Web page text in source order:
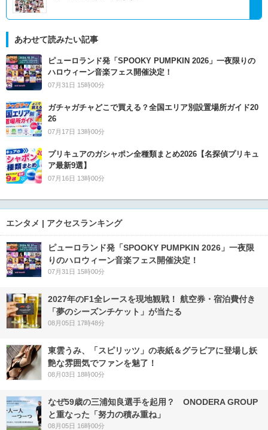
あわせて読みたい記事
ピューロランド発「SPOOKY PUMPKIN 2026」一夜限りの
ハロウィーン音楽フェス開催決定！
07月31日 15時00分
ガチャガチャどこで買える？全国エリア別設置場所ガイド20
26
07月17日 13時00分
プリキュアのガシャポン全種類まとめ2026【名探偵プリキュ
ア最新9選】
07月16日 13時00分
エンタメ | アクセスランキング
ピューロランド発「SPOOKY PUMPKIN 2026」一夜限
りのハロウィーン音楽フェス開催決定！
07月31日 15時00分
2027年のF1全レースを現地観戦！ 航空券・宿泊費付き
「夢のシーズンチケット」が当たる
08月05日 17時48分
東雲うみ、「スピリッツ」の表紙＆グラビアに登場し妖
艶な雰囲気でファンを魅了！
08月03日 18時00分
なぜ59歳の三浦知良選手を起用？ ONODERA GROUP
と重なった「努力の積み重ね」
08月05日 16時00分